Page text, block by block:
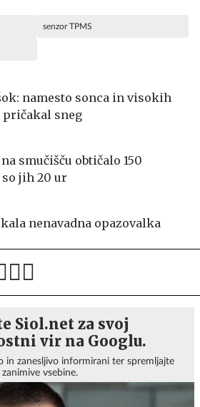
senzor TPMS
namesto sonca in visokih
sneg
smučišču obtičalo 150
so jih 20 ur
nenavadna opazovalka
Siol.net za svoj
vir na Googlu.
in zanesljivo informirani ter spremljajte
vsebine.